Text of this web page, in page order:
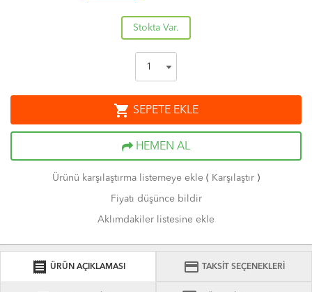
Stokta Var.
shopping_cart SEPETE EKLE
HEMEN AL
Ürünü karşılaştırma listemeye ekle ( Karşılaştır )
Fiyatı düşünce bildir
Aklımdakiler listesine ekle
receipt ÜRÜN AÇIKLAMASI credit_card TAKSİT SEÇENEKLERİ